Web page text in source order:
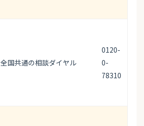
全国共通の相談ダイヤル
0120-
0-
78310